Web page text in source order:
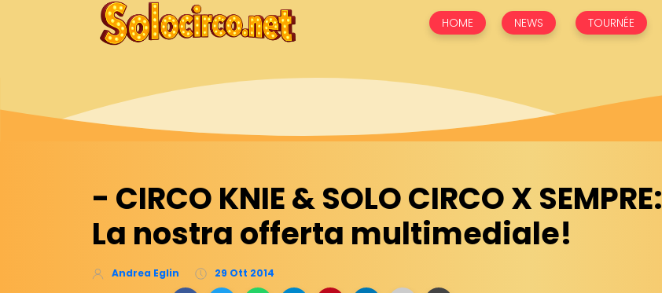
HOME NEWS TOURNÉE
- CIRCO KNIE & SOLO CIRCO X SEMPRE:
La nostra offerta multimediale!
Andrea Eglin 29 Ott 2014